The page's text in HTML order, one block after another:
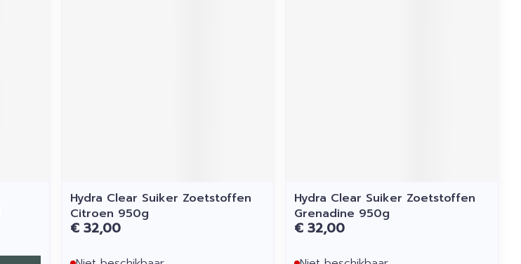
Hydra Clear Suiker Zoetstoffen
Citroen 950g
€ 32,00
Hydra Clear Suiker Zoetstoffen
Grenadine 950g
€ 32,00